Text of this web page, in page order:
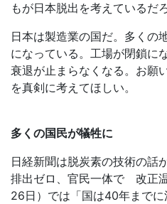
もが日本脱出を考えているだろ
日本は製造業の国だ。多くの
になっている。工場が閉鎖に
衰退が止まらなくなる。お願
を真剣に考えてほしい。
多くの国民が犠牲に
日経新聞は脱炭素の技術の話
排出ゼロ、官民一体で 改正
26日）では「国は40年まで